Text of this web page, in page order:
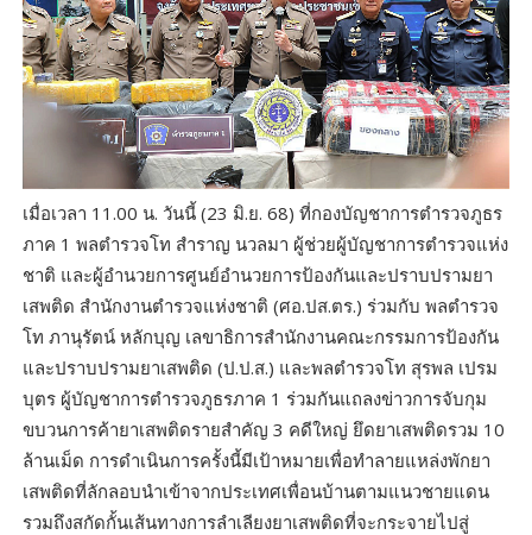
เมื่อเวลา 11.00 น. วันนี้ (23 มิ.ย. 68) ที่กองบัญชาการตำรวจภูธร
ภาค 1 พลตำรวจโท สำราญ นวลมา ผู้ช่วยผู้บัญชาการตำรวจแห่ง
ชาติ และผู้อำนวยการศูนย์อำนวยการป้องกันและปราบปรามยา
เสพติด สำนักงานตำรวจแห่งชาติ (ศอ.ปส.ตร.) ร่วมกับ พลตำรวจ
โท ภานุรัตน์ หลักบุญ เลขาธิการสำนักงานคณะกรรมการป้องกัน
และปราบปรามยาเสพติด (ป.ป.ส.) และพลตำรวจโท สุรพล เปรม
บุตร ผู้บัญชาการตำรวจภูธรภาค 1 ร่วมกันแถลงข่าวการจับกุม
ขบวนการค้ายาเสพติดรายสำคัญ 3 คดีใหญ่ ยึดยาเสพติดรวม 10
ล้านเม็ด การดำเนินการครั้งนี้มีเป้าหมายเพื่อทำลายแหล่งพักยา
เสพติดที่ลักลอบนำเข้าจากประเทศเพื่อนบ้านตามแนวชายแดน
รวมถึงสกัดกั้นเส้นทางการลำเลียงยาเสพติดที่จะกระจายไปสู่